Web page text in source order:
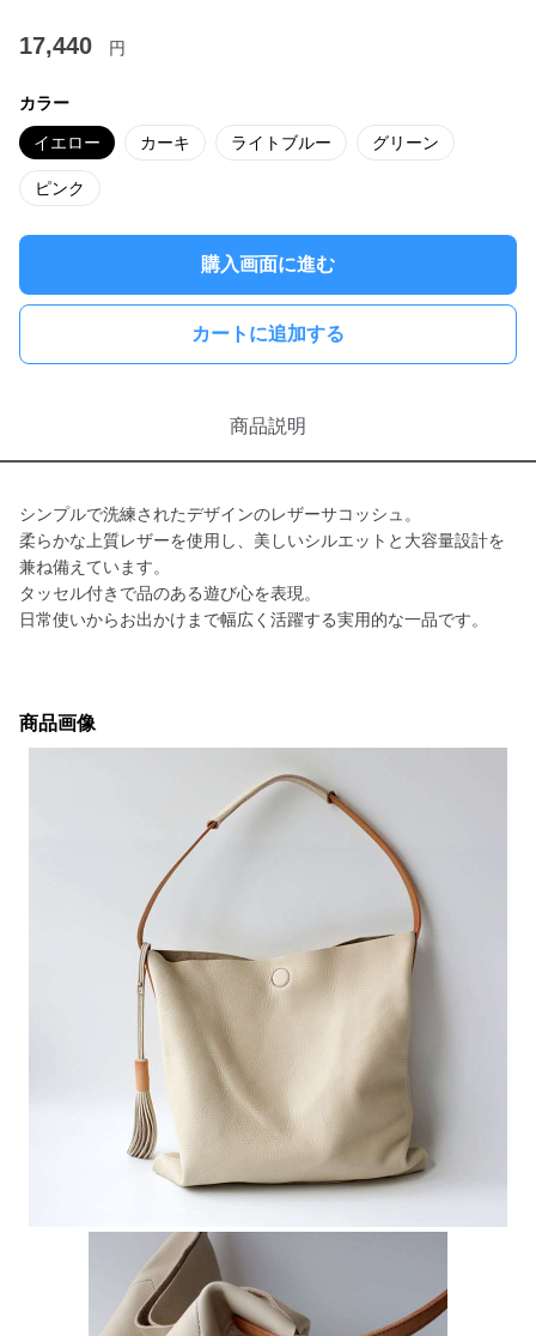
17,440 円
カラー
イエロー カーキ ライトブルー グリーン
ピンク
購入画面に進む
カートに追加する
商品説明
シンプルで洗練されたデザインのレザーサコッシュ。
柔らかな上質レザーを使用し、美しいシルエットと大容量設計を
兼ね備えています。
タッセル付きで品のある遊び心を表現。
日常使いからお出かけまで幅広く活躍する実用的な一品です。
商品画像